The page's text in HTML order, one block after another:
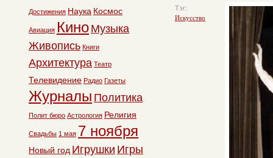
Тэг:
Искусство
Достижения Наука Космос
Авиация Кино Музыка
Живопись Книги
Архитектура Театр
Телевидение Радио Газеты
Журналы Политика
Полит бюро Астрология Религия
Свадьбы 1 мая 7 ноября
Новый год Игрушки Игры